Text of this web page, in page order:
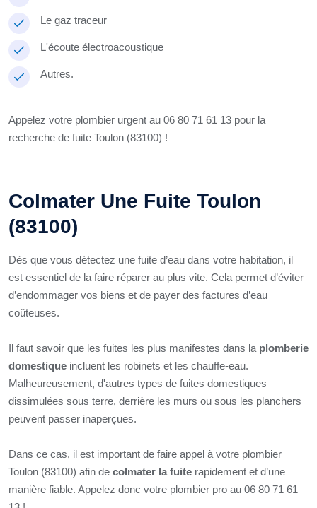
Le gaz traceur
L'écoute électroacoustique
Autres.
Appelez votre plombier urgent au 06 80 71 61 13 pour la
recherche de fuite Toulon (83100) !
Colmater Une Fuite Toulon
(83100)
Dès que vous détectez une fuite d’eau dans votre habitation, il
est essentiel de la faire réparer au plus vite. Cela permet d’éviter
d’endommager vos biens et de payer des factures d’eau
coûteuses.
Il faut savoir que les fuites les plus manifestes dans la plomberie
domestique incluent les robinets et les chauffe-eau.
Malheureusement, d'autres types de fuites domestiques
dissimulées sous terre, derrière les murs ou sous les planchers
peuvent passer inaperçues.
Dans ce cas, il est important de faire appel à votre plombier
Toulon (83100) afin de colmater la fuite rapidement et d’une
manière fiable. Appelez donc votre plombier pro au 06 80 71 61